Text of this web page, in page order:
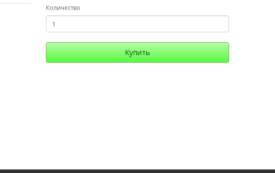
Количество
Купить